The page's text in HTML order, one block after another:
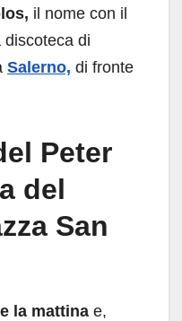
il nome con il
di
Salerno, di fronte
Peter
del
San
la mattina e,